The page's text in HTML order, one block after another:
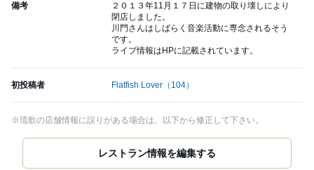
備考
２０１３年11月１７日に建物の取り壊しにより
閉店しました。
川門さんはしばらく音楽活動に専念されるそう
です。
ライブ情報はHPに記載されています。
初投稿者 Flatfish Lover （104）
※琉歌の店舗情報に誤りがある場合は、以下から修正して下さい。
レストラン情報を編集する